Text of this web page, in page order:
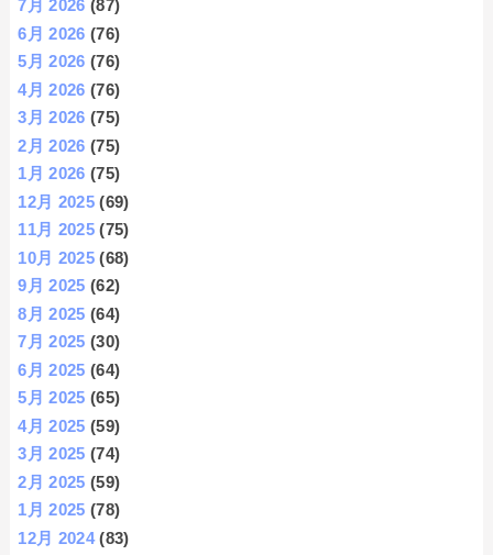
7月 2026 (87)
6月 2026 (76)
5月 2026 (76)
4月 2026 (76)
3月 2026 (75)
2月 2026 (75)
1月 2026 (75)
12月 2025 (69)
11月 2025 (75)
10月 2025 (68)
9月 2025 (62)
8月 2025 (64)
7月 2025 (30)
6月 2025 (64)
5月 2025 (65)
4月 2025 (59)
3月 2025 (74)
2月 2025 (59)
1月 2025 (78)
12月 2024(83)